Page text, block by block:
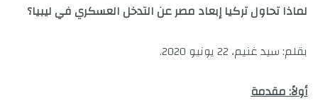
لماذا تحاول تركيا إبعاد مصر عن التدخل العسكري في ليبيا؟
بقلم: سيد غنيم، 22 يونيو 2020.
أولاً: مقدمة